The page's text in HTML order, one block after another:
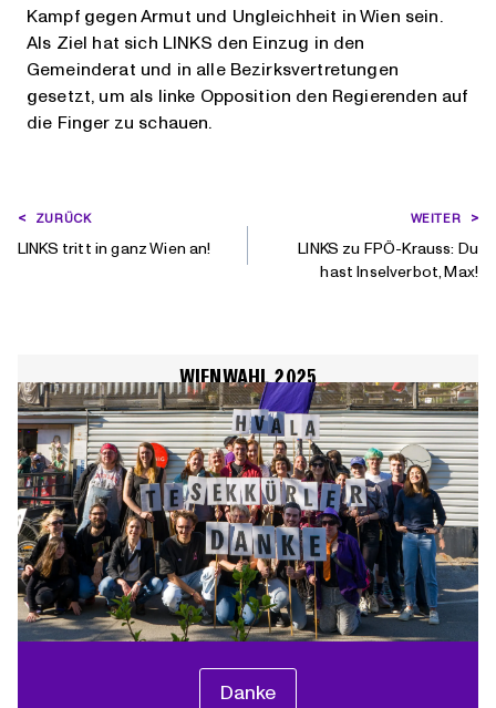
Kampf gegen Armut und Ungleichheit in Wien sein.
Als Ziel hat sich LINKS den Einzug in den
Gemeinderat und in alle Bezirksvertretungen
gesetzt, um als linke Opposition den Regierenden auf
die Finger zu schauen.
BEITRAGSNAVIGATION
ZURÜCK
LINKS tritt in ganz Wien an!
WEITER
LINKS zu FPÖ-Krauss: Du
hast Inselverbot, Max!
WIENWAHL 2025
Danke